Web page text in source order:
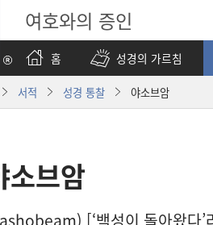
여호와의 증인
홈 성경의 가르침
서적 성경 통찰 야소브암
소브암
[‘백성이 돌아왔다’